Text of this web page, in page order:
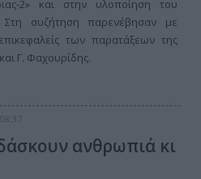
2» και στην υλοποίηση του
Στη συζήτηση παρενέβησαν με
των παρατάξεων της
Γ. Φαχουρίδης.
ανθρωπιά κι